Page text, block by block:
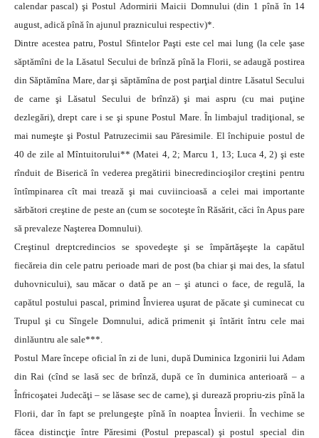
calendar pascal) şi Postul Adormirii Maicii Domnului (din 1 pînă în 14
august, adică pînă în ajunul praznicului respectiv)*.
Dintre acestea patru, Postul Sfintelor Paşti este cel mai lung (la cele şase
săptămîni de la Lăsatul Secului de brînză pînă la Florii, se adaugă postirea
din Săptămîna Mare, dar şi săptămîna de post parţial dintre Lăsatul Secului
de carne şi Lăsatul Secului de brînză) şi mai aspru (cu mai puţine
dezlegări), drept care i se şi spune Postul Mare. În limbajul tradiţional, se
mai numeşte şi Postul Patruzecimii sau Păresimile. El închipuie postul de
40 de zile al Mîntuitorului** (Matei 4, 2; Marcu 1, 13; Luca 4, 2) şi este
rînduit de Biserică în vederea pregătirii binecredincioşilor creştini pentru
întîmpinarea cît mai trează şi mai cuviincioasă a celei mai importante
sărbători creştine de peste an (cum se socoteşte în Răsărit, căci în Apus pare
să prevaleze Naşterea Domnului).
Creştinul dreptcredincios se spovedeşte şi se împărtăşeşte la capătul
fiecăreia din cele patru perioade mari de post (ba chiar şi mai des, la sfatul
duhovnicului), sau măcar o dată pe an – şi atunci o face, de regulă, la
capătul postului pascal, primind Învierea uşurat de păcate şi cuminecat cu
Trupul şi cu Sîngele Domnului, adică primenit şi întărit întru cele mai
dinlăuntru ale sale***.
Postul Mare începe oficial în zi de luni, după Duminica Izgonirii lui Adam
din Rai (cînd se lasă sec de brînză, după ce în duminica anterioară – a
Înfricoşatei Judecăţi – se lăsase sec de carne), şi durează propriu-zis pînă la
Florii, dar în fapt se prelungeşte pînă în noaptea Învierii. În vechime se
făcea distincţie între Păresimi (Postul prepascal) şi postul special din